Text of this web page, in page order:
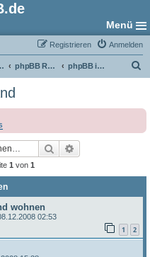
Menü
Anmelden
Registrieren
Foren phpBB Regional phpBB im sonstigen Ausland
e
Suche
1 von 1
wohnen
02:53
1 2